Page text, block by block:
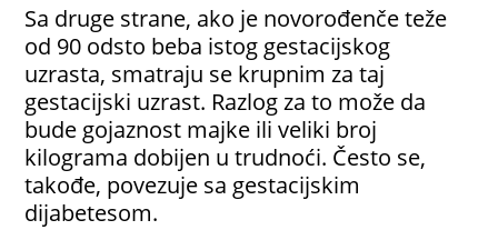
Sa druge strane, ako je novorođenče teže
od 90 odsto beba istog gestacijskog
uzrasta, smatraju se krupnim za taj
gestacijski uzrast. Razlog za to može da
bude gojaznost majke ili veliki broj
kilograma dobijen u trudnoći. Često se,
takođe, povezuje sa gestacijskim
dijabetesom.